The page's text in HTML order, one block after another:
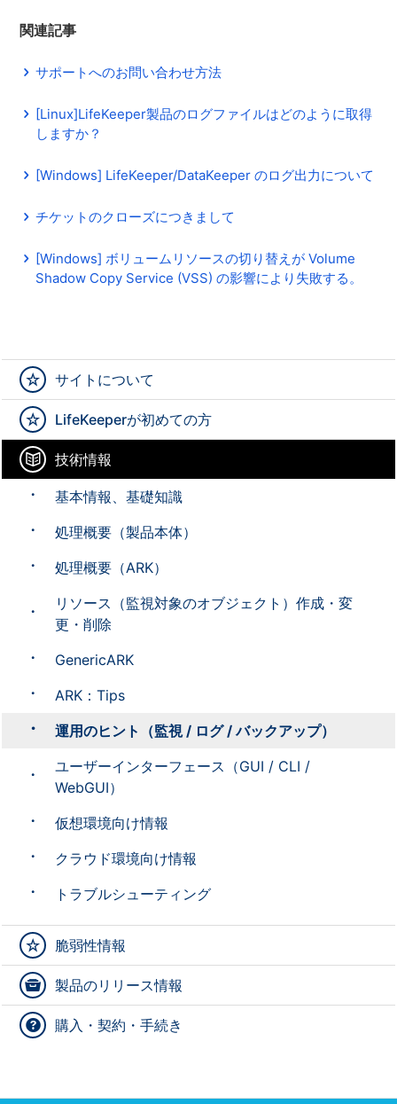
サイトについて
LifeKeeperが初めての方
技術情報
基本情報、基礎知識
処理概要（製品本体）
処理概要（ARK）
リソース（監視対象のオブジェクト）作成・変
更・削除
GenericARK
ARK：Tips
運用のヒント（監視 / ログ / バックアップ）
ユーザーインターフェース（GUI / CLI /
WebGUI）
仮想環境向け情報
クラウド環境向け情報
トラブルシューティング
脆弱性情報
製品のリリース情報
購入・契約・手続き
関連記事
サポートへのお問い合わせ方法
[Linux]LifeKeeper製品のログファイルはどのように取得
しますか？
[Windows] LifeKeeper/DataKeeper のログ出力について
チケットのクローズにつきまして
[Windows] ボリュームリソースの切り替えが Volume
Shadow Copy Service (VSS) の影響により失敗する。